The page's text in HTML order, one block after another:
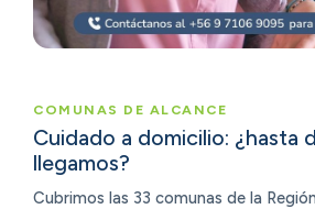
COMUNAS DE ALCANCE
Cuidado a domicilio: ¿hasta
llegamos?
Cubrimos las 33 comunas de la